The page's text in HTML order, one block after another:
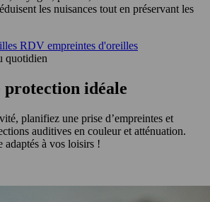
les nuisances tout en préservant les
RDV empreintes d'oreilles
quotidien
idéale
planifiez une prise d’empreintes et
auditives en couleur et atténuation.
à vos loisirs !